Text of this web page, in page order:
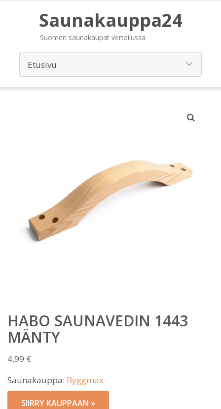
Saunakauppa24
Suomen saunakaupat vertailussa
HABO SAUNAVEDIN 1443
MÄNTY
4,99 €
Saunakauppa: Byggmax
SIIRRY KAUPPAAN »